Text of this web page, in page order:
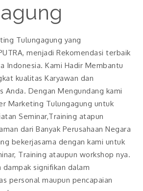
Tulungagung yang
menjadi Rekomendasi terbaik
Indonesia. Kami Hadir Membantu
kualitas Karyawan dan
Anda. Dengan Mengundang kami
Marketing Tulungagung untuk
Seminar,Training atapun
dari Banyak Perusahaan Negara
bekerjasama dengan kami untuk
Training ataupun workshop nya.
dampak signifikan dalam
personal maupun pencapaian